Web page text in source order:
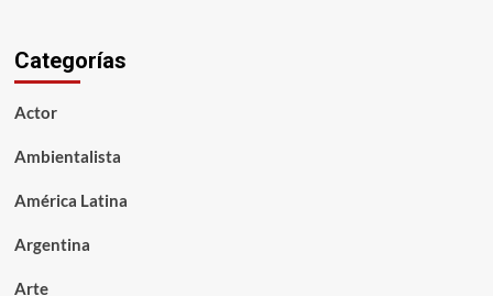
Categorías
Actor
Ambientalista
América Latina
Argentina
Arte